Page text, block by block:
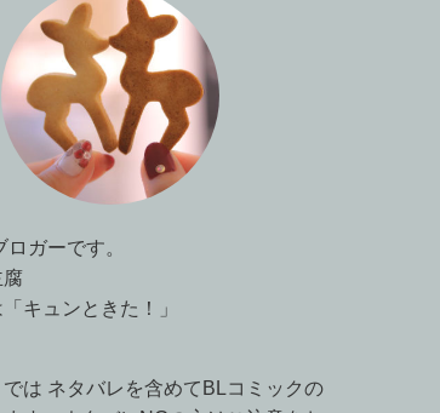
ガーです。
腐
キュンときた！」
は ネタバレを含めてBLコミックの